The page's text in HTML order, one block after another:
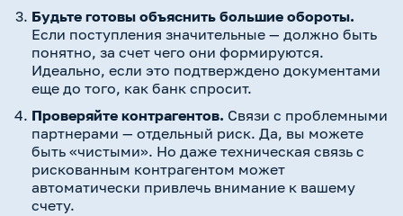
Будьте готовы объяснить большие обороты.
Если поступления значительные — должно быть
понятно, за счет чего они формируются.
Идеально, если это подтверждено документами
еще до того, как банк спросит.
Проверяйте контрагентов. Связи с проблемными
партнерами — отдельный риск. Да, вы можете
быть «чистыми». Но даже техническая связь с
рискованным контрагентом может
автоматически привлечь внимание к вашему
счету.